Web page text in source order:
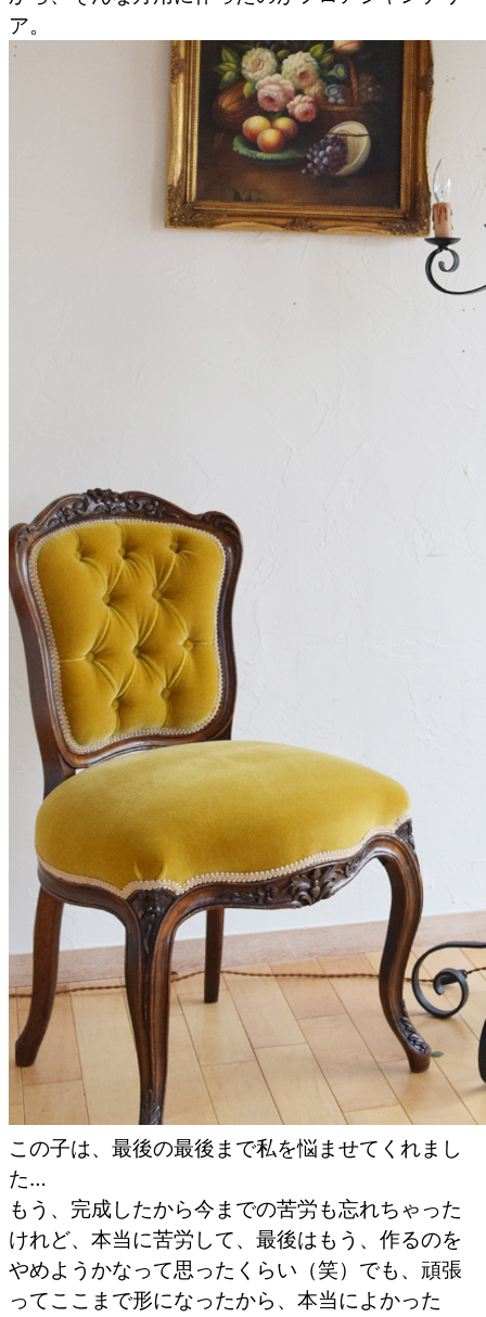
ア。
この子は、最後の最後まで私を悩ませてくれまし
た…
もう、完成したから今までの苦労も忘れちゃった
けれど、本当に苦労して、最後はもう、作るのを
やめようかなって思ったくらい（笑）でも、頑張
ってここまで形になったから、本当によかった